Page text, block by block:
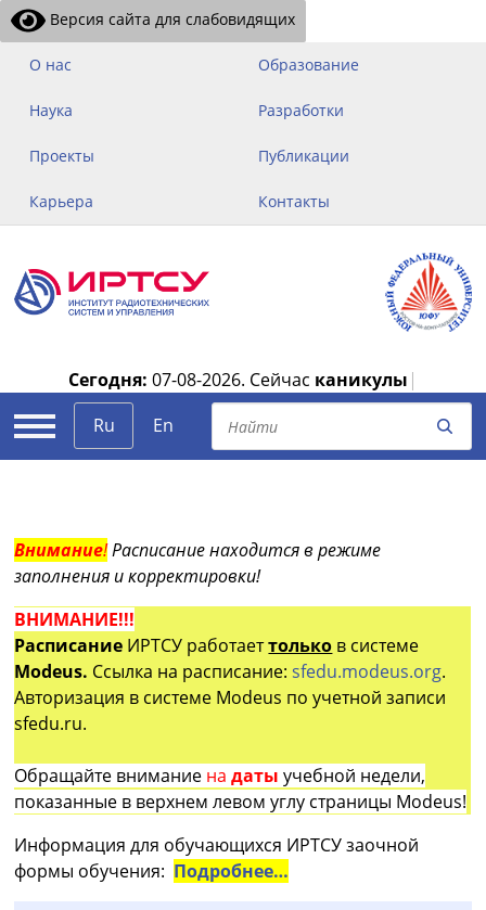
Версия сайта для слабовидящих
О нас Образование
Наука Разработки
Проекты Публикации
Карьера Контакты
Сегодня: 07-08-2026. Сейчас каникулы |
Ru
En
Внимание!Расписание находится в режиме
заполнения и корректировки!
ВНИМАНИЕ!!!
Расписание ИРТСУ работаеттолько в системе
Modeus. Ссылка на расписание:sfedu.modeus.org.
Авторизация в системе Modeus по учетной записи
sfedu.ru.
Обращайте внимание на датыучебной недели,
показанные в верхнем левом углу страницы Modeus!
Информация для обучающихся ИРТСУ заочной
формы обучения: Подробнее…